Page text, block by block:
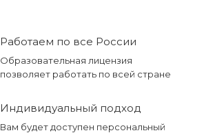
Работаем по все России
Образовательная лицензия
позволяет работать по всей стране
Индивидуальный подход
Вам будет доступен персональный